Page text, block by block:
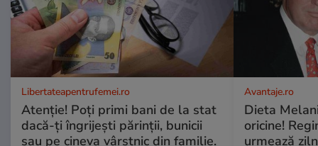
Libertateapentrufemei.ro
Atenție! Poți primi bani de la stat
dacă-ți îngrijești părinții, bunicii
sau pe cineva vârstnic din familie.
Avantaje.ro
Dieta
oricine!
urmează